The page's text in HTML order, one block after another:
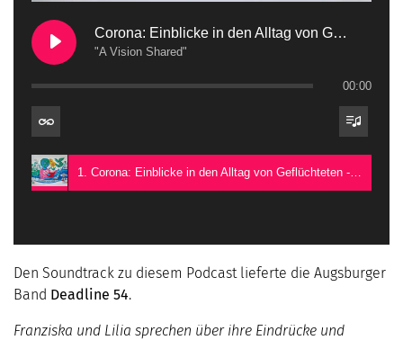
Corona: Einblicke in den Alltag von Geflüchteten
"A Vision Shared"
00:00
1. Corona: Einblicke in den Alltag von Geflüchteten - "A Vision Shared"
Den Soundtrack zu diesem Podcast lieferte die Augsburger
Band Deadline 54.
Franziska und Lilia sprechen über ihre Eindrücke und